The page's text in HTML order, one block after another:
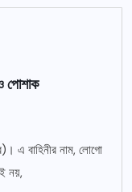
পোশাক
এ বাহিনীর নাম, লোগো
নয়,